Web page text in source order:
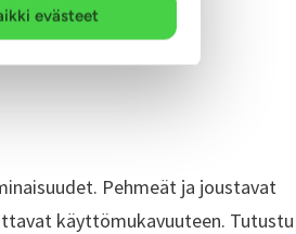
evästeet
Pehmeät ja joustavat
käyttömukavuuteen. Tutustu